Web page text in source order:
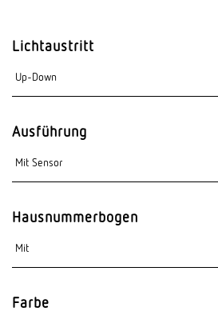
Lichtaustritt
Ausführung
Hausnummerbogen
Farbe